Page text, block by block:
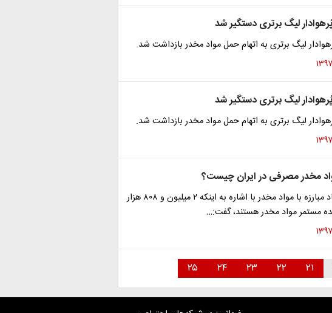
لیگ برتری دستگیر شد
لیگ برتری به اتهام حمل مواد مخدر بازداشت شد.
لیگ برتری دستگیر شد
لیگ برتری به اتهام حمل مواد مخدر بازداشت شد.
مخدر مصرفی در ایران چیست؟
سخنگوی ستاد مبارزه با مواد مخدر با اشاره به اینکه ۲ میلیون و ۸۰۸ هزار
مستمر مواد مخدر هستند، گفت:…
۲۱ ۲۲ ۲۳ ۲۴ ۲۵